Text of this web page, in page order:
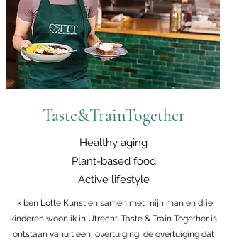
Taste&TrainTogether
Healthy aging
Plant-based food
Active lifestyle
Ik ben Lotte Kunst en samen met mijn man en drie
kinderen woon ik in Utrecht. Taste & Train Together is
ontstaan vanuit een overtuiging, de overtuiging dat